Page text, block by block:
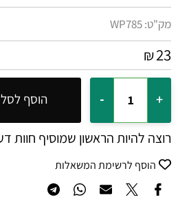
מק"ט:WP785
₪23
הוסף לסל
רוצה להיות הראשון שמוסיף חוות
הוסף לרשימת המשאלות